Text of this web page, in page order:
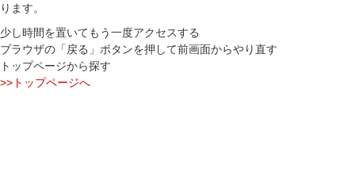
ります。
少し時間を置いてもう一度アクセスする
ブラウザの「戻る」ボタンを押して前画面からやり直す
トップページから探す
>>トップページへ